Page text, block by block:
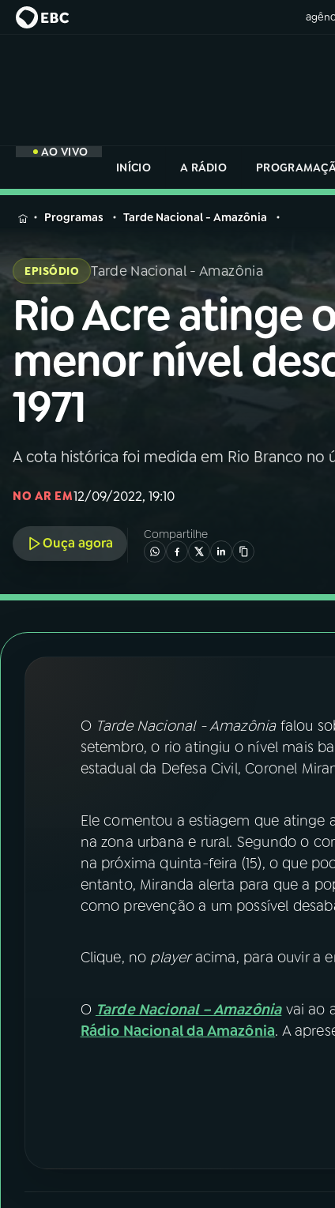
AO VIVO
INÍCIO
A RÁDIO
MENU
Buscar
na
Rádio
Nacional
Buscar
AO VIVO
01INÍCIO
A RÁDIO
03PROGRAMAÇÃO
PROGRAMAS
FESTIVAL DE MÚSICA
ACOMPANHE A RÁDIO NACIONAL
YouTube Facebook
Instagram X
na
Rádio
Nacional
Programas Tarde Nacional - Amazônia
EPISÓDIO Tarde Nacional - Amazônia
Rio Acre atinge
menor nível
1971
A cota histórica foi medida em Rio Branco no
NO AR EM12/09/2022, 19:10
Ouça agora
Compartilhe
O Tarde Nacional - Amazôniafalou
setembro, o rio atingiu o nível mais
estadual da Defesa Civil, Coronel
Ele comentou a estiagem que atinge
na zona urbana e rural. Segundo o
na próxima quinta-feira (15), o que
entanto, Miranda alerta para que a
como prevenção a um possível
Clique, no playeracima, para ouvir a
O Tarde Nacional – Amazôniavai ao
Rádio Nacional da Amazônia. A